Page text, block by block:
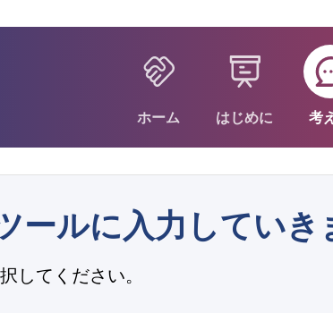
ホーム はじめに 考
ールに入力していき
してください。